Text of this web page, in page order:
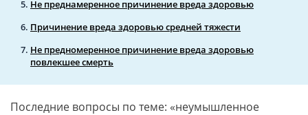
Не преднамеренное причинение вреда здоровью
Причинение вреда здоровью средней тяжести
Не предномеренное причинение вреда здоровью
повлекшее смерть
Последние вопросы по теме: «неумышленное